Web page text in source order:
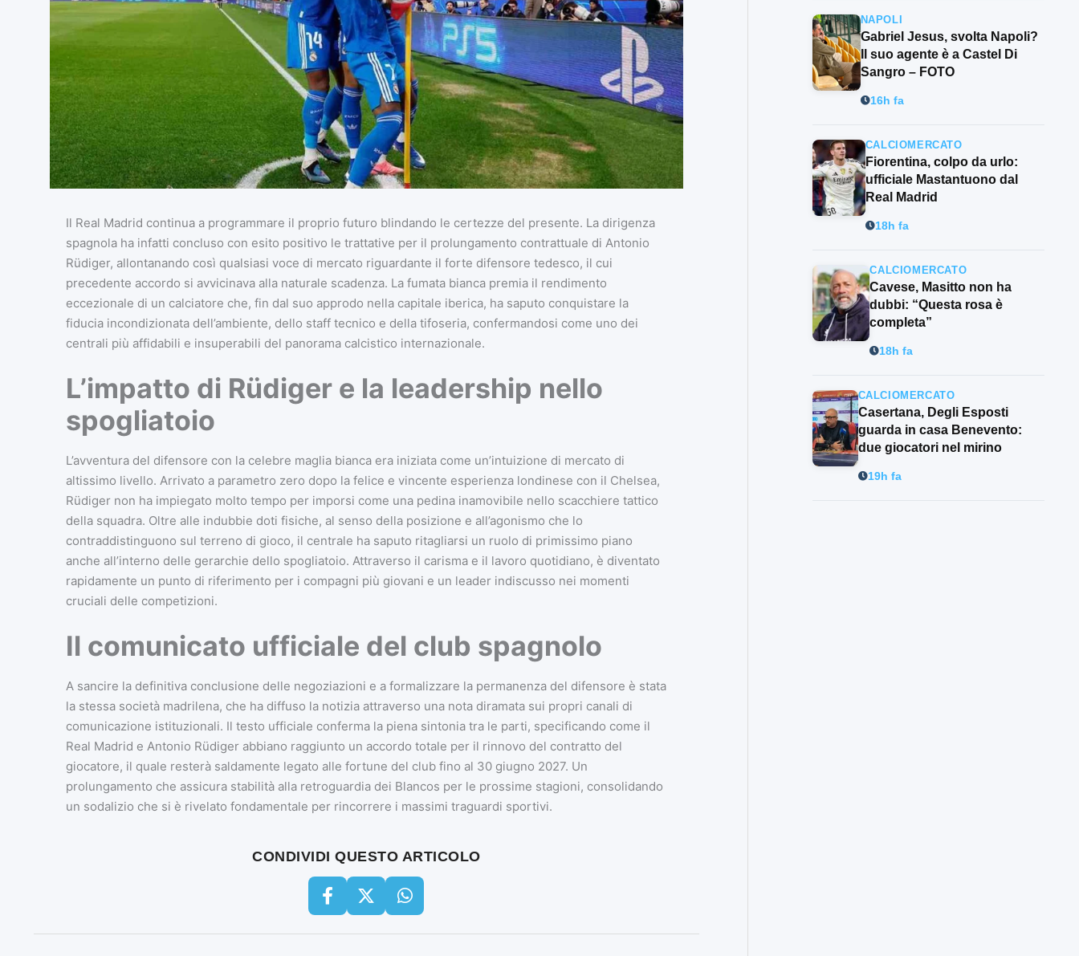
Il Real Madrid continua a programmare il proprio futuro blindando le certezze del presente. La dirigenza
spagnola ha infatti concluso con esito positivo le trattative per il prolungamento contrattuale di Antonio
Rüdiger, allontanando così qualsiasi voce di mercato riguardante il forte difensore tedesco, il cui
precedente accordo si avvicinava alla naturale scadenza. La fumata bianca premia il rendimento
eccezionale di un calciatore che, fin dal suo approdo nella capitale iberica, ha saputo conquistare la
fiducia incondizionata dell’ambiente, dello staff tecnico e della tifoseria, confermandosi come uno dei
centrali più affidabili e insuperabili del panorama calcistico internazionale.
L’impatto di Rüdiger e la leadership nello
spogliatoio
L’avventura del difensore con la celebre maglia bianca era iniziata come un’intuizione di mercato di
altissimo livello. Arrivato a parametro zero dopo la felice e vincente esperienza londinese con il Chelsea,
Rüdiger non ha impiegato molto tempo per imporsi come una pedina inamovibile nello scacchiere tattico
della squadra. Oltre alle indubbie doti fisiche, al senso della posizione e all’agonismo che lo
contraddistinguono sul terreno di gioco, il centrale ha saputo ritagliarsi un ruolo di primissimo piano
anche all’interno delle gerarchie dello spogliatoio. Attraverso il carisma e il lavoro quotidiano, è diventato
rapidamente un punto di riferimento per i compagni più giovani e un leader indiscusso nei momenti
cruciali delle competizioni.
Il comunicato ufficiale del club spagnolo
A sancire la definitiva conclusione delle negoziazioni e a formalizzare la permanenza del difensore è stata
la stessa società madrilena, che ha diffuso la notizia attraverso una nota diramata sui propri canali di
comunicazione istituzionali. Il testo ufficiale conferma la piena sintonia tra le parti, specificando come il
Real Madrid e Antonio Rüdiger abbiano raggiunto un accordo totale per il rinnovo del contratto del
giocatore, il quale resterà saldamente legato alle fortune del club fino al 30 giugno 2027. Un
prolungamento che assicura stabilità alla retroguardia dei Blancos per le prossime stagioni, consolidando
un sodalizio che si è rivelato fondamentale per rincorrere i massimi traguardi sportivi.
CONDIVIDI QUESTO ARTICOLO
NAPOLI
Gabriel Jesus, svolta Napoli?
Il suo agente è a Castel Di
Sangro – FOTO
16h fa
CALCIOMERCATO
Fiorentina, colpo da urlo:
ufficiale Mastantuono dal
Real Madrid
18h fa
CALCIOMERCATO
Cavese, Masitto non ha
dubbi: “Questa rosa è
completa”
18h fa
CALCIOMERCATO
Casertana, Degli Esposti
guarda in casa Benevento:
due giocatori nel mirino
19h fa